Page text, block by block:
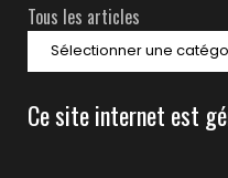
Tous les articles
Ce site internet est